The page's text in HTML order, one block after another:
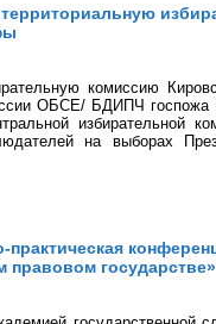
комиссию
ОБСЕ/ БДИПЧ
избирательной
на выборах
правовом государстве»